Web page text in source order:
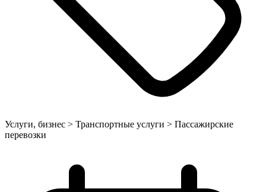
Услуги, бизнес > Транспортные услуги > Пассажирские
перевозки